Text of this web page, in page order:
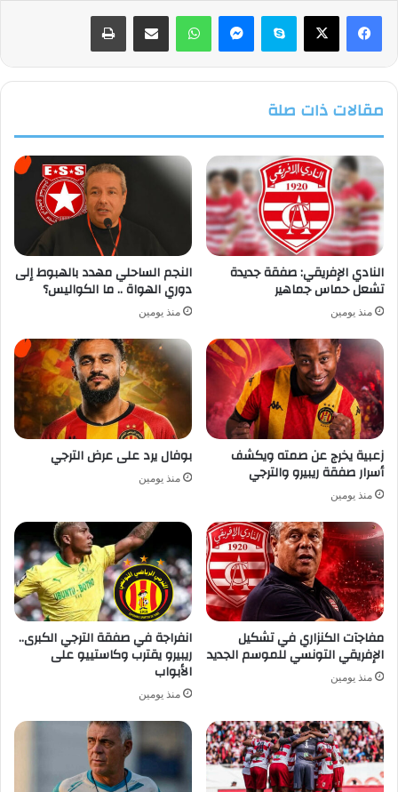
فيسبوك سكايب واتساب
مقالات ذات صلة
النادي الإفريقي: صفقة جديدة
تشعل حماس جماهير
منذ يومين
النجم الساحلي مهدد بالهبوط إلى
دوري الهواة .. ما الكواليس؟
منذ يومين
زعبية يخرج عن صمته ويكشف
أسرار صفقة ريبيرو والترجي
منذ يومين
بوفال يرد على عرض الترجي
منذ يومين
مفاجآت الكنزاري في تشكيل
الإفريقي التونسي للموسم الجديد
منذ يومين
انفراجة في صفقة الترجي الكبرى..
ريبيرو يقترب وكاستييو على
الأبواب
منذ يومين